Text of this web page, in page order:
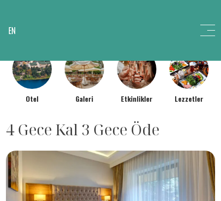
EN
Otel Galeri Etkinlikler Lezzetler
4 Gece Kal 3 Gece Öde